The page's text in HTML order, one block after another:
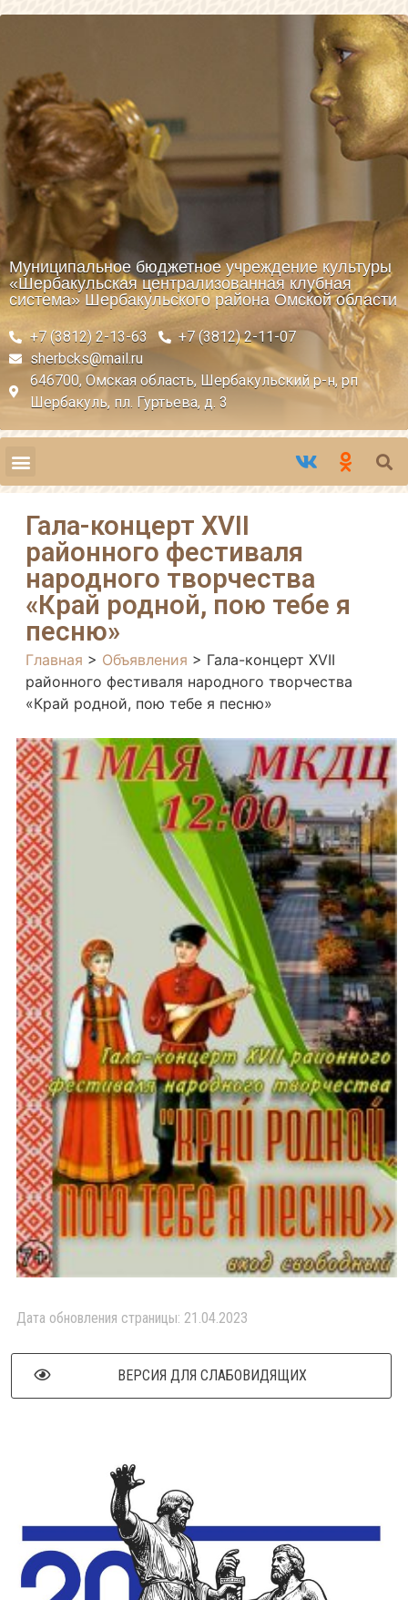
Муниципальное бюджетное учреждение культуры
«Шербакульская централизованная клубная
система» Шербакульского района Омской области
+7 (3812) 2-13-63
+7 (3812) 2-11-07
sherbcks@mail.ru
646700, Омская область, Шербакульский р-н, рп
Шербакуль, пл. Гуртьева, д. 3
Гала-концерт XVII
районного фестиваля
народного творчества
«Край родной, пою тебе я
песню»
Главная > Объявления > Гала-концерт XVII
районного фестиваля народного творчества
«Край родной, пою тебе я песню»
Дата обновления страницы: 21.04.2023
ВЕРСИЯ ДЛЯ СЛАБОВИДЯЩИХ